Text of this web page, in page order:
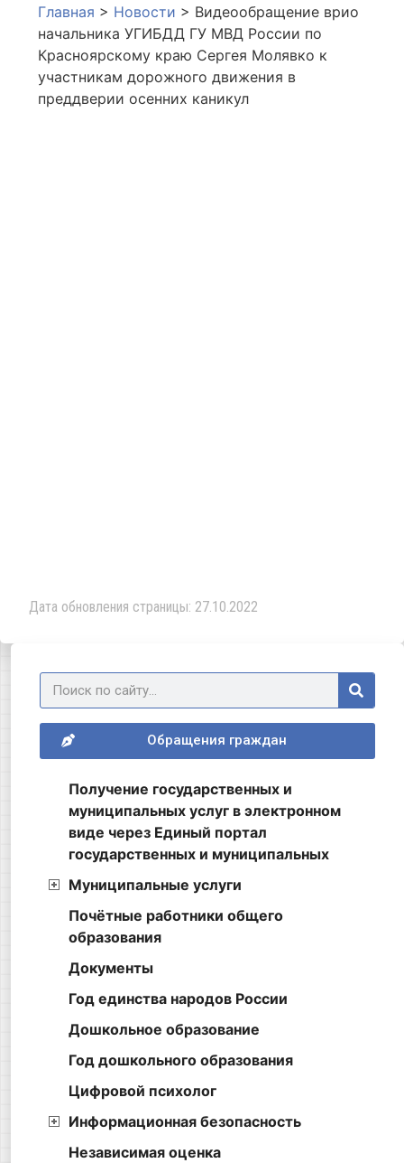
Главная > Новости > Видеообращение врио
начальника УГИБДД ГУ МВД России по
Красноярскому краю Сергея Молявко к
участникам дорожного движения в
преддверии осенних каникул
Дата обновления страницы: 27.10.2022
Обращения граждан
Получение государственных и
муниципальных услуг в электронном
виде через Единый портал
государственных и муниципальных
Муниципальные услуги
Почётные работники общего
образования
Документы
Год единства народов России
Дошкольное образование
Год дошкольного образования
Цифровой психолог
Информационная безопасность
Независимая оценка